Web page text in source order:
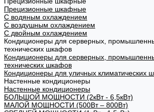
Прецизионные шкафные
С водяным охлаждением
С воздушным охлаждением
С двойным охлаждением
Кондиционеры для серверных,
технических шкафов
Кондиционеры для серверных,
технических шкафов
Кондиционеры для уличных климатических
Настенные кондиционеры
Настенные кондиционеры
БОЛЬШОЙ МОЩНОСТИ (2кВт - 6,5кВт)
МАЛОЙ МОЩНОСТИ (500Вт – 800Вт)